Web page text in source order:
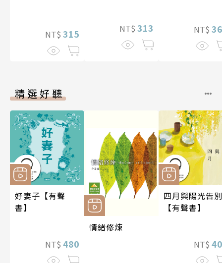
NT$ 315 NT$ 313
動」，遠離小腹
凸出、肩頸僵
硬、慢性疼痛
NT$
精選好聽
好妻子【有聲
書】
NT$ 480
情緒修煉
四月與陽光告別
【有聲書】
NT$